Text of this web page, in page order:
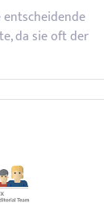
da sie oft der